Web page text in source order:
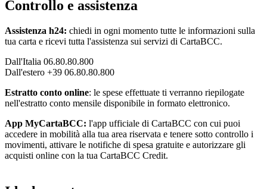
Controllo e assistenza
Assistenza h24: chiedi in ogni momento tutte le informazioni sulla
tua carta e ricevi tutta l'assistenza sui servizi di CartaBCC.
Dall'Italia 06.80.80.800
Dall'estero +39 06.80.80.800
Estratto conto online: le spese effettuate ti verranno riepilogate
nell'estratto conto mensile disponibile in formato elettronico.
App MyCartaBCC: l'app ufficiale di CartaBCC con cui puoi
accedere in mobilità alla tua area riservata e tenere sotto controllo i
movimenti, attivare le notifiche di spesa gratuite e autorizzare gli
acquisti online con la tua CartaBCC Credit.